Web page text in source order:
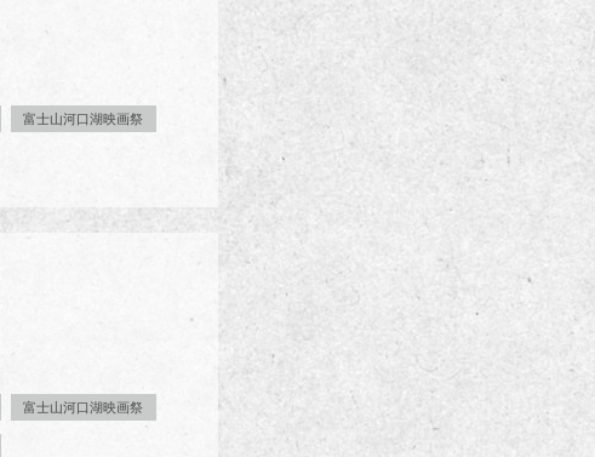
富士山河口湖映画祭
富士山河口湖映画祭